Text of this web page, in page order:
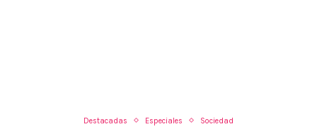
Destacadas Especiales Sociedad